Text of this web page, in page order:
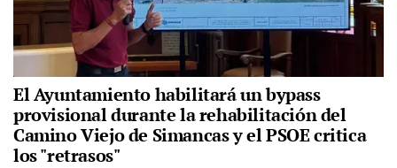
El Ayuntamiento habilitará un bypass
provisional durante la rehabilitación del
Camino Viejo de Simancas y el PSOE critica
los "retrasos"